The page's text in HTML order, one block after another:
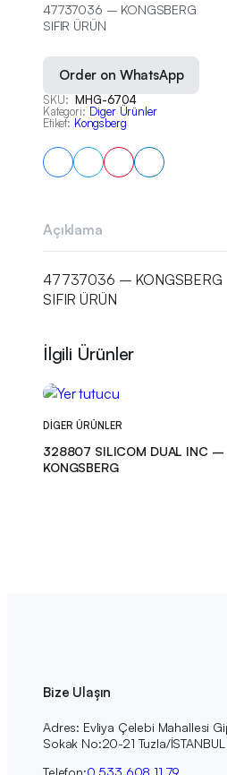
47737036 – KONGSBERG
SIFIR ÜRÜN
Order on WhatsApp
SKU: MHG-6704
Kategori: Diger Ürünler
Etiket: Kongsberg
Açıklama
47737036 – KONGSBERG
SIFIR ÜRÜN
İlgili Ürünler
DIGER ÜRÜNLER
328807 SILICOM DUAL INC –
KONGSBERG
Bize Ulaşın
Adres: Evliya Çelebi Mahallesi
Sokak No:20-21 Tuzla/İSTANBUL
Telefon:0 533 608 11 79